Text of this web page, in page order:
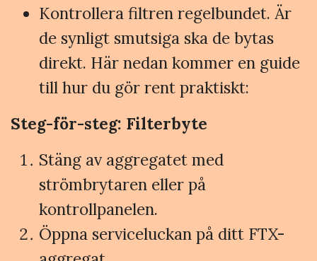
Kontrollera filtren regelbundet. Är
de synligt smutsiga ska de bytas
direkt. Här nedan kommer en guide
till hur du gör rent praktiskt:
Steg-för-steg: Filterbyte
Stäng av aggregatet med
strömbrytaren eller på
kontrollpanelen.
Öppna serviceluckan på ditt FTX-